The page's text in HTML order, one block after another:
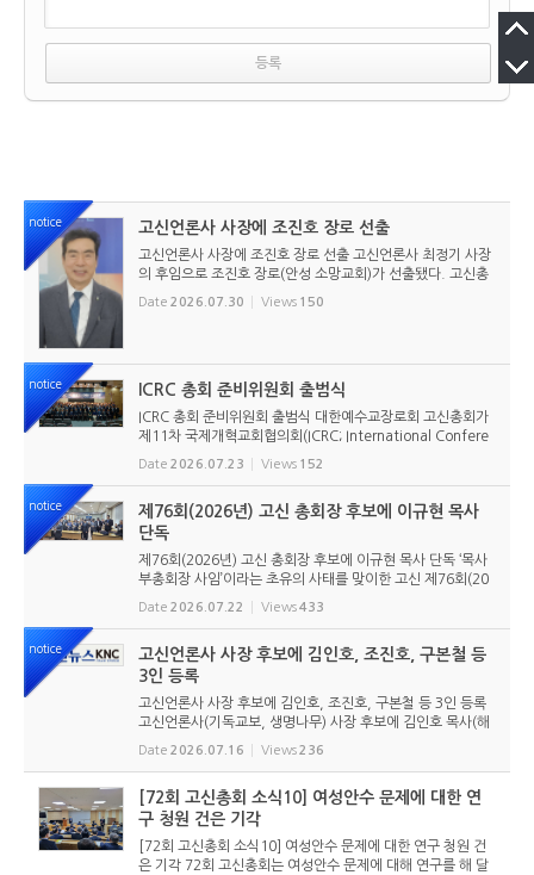
notice 고신언론사 사장에 조진호 장로 선출
고신언론사 사장에 조진호 장로 선출 고신언론사 최정기 사장
의 후임으로 조진호 장로(안성 소망교회)가 선출됐다. 고신총
회 유지재단 이사회는 2026년 7월 30일(목) 오전 11시 고신
총회회관 3층에서 임시이사회를 열고, 조진호 장로를 차기 사
Date 2026.07.30 Views 150
notice ICRC 총회 준비위원회 출범식
ICRC 총회 준비위원회 출범식 대한예수교장로회 고신총회가
제11차 국제개혁교회협의회(ICRC; International Confere
nce of Reformed Churches) 총회를 앞두고 본격적인 준비
에 들어갔다. 2026년 7월 20일 서울 남서울교회에서 ‘ICRC
Date 2026.07.23 Views 152
notice
제76회(2026년) 고신 총회장 후보에 이규현 목사
단독
제76회(2026년) 고신 총회장 후보에 이규현 목사 단독 ‘목사
부총회장 사임’이라는 초유의 사태를 맞이한 고신 제76회(20
26년) 총회장 후보에 이규현 목사(인천노회) 단독으로 입후보
했다. 6월 9일 경남마산노회의 추천을 받아 입후보했던 강영
Date 2026.07.22 Views433
notice
고신언론사 사장 후보에 김인호, 조진호, 구본철 등
3인 등록
고신언론사 사장 후보에 김인호, 조진호, 구본철 등 3인 등록
고신언론사(기독교보, 생명나무) 사장 후보에 김인호 목사(해
오름교회), 조진호 장로(소망교회), 구본철 장로(남서울교회)
가 등록했다. 당초 김희종 목사(유호교회)도 거론되었으나 최
Date 2026.07.16 Views236
[72회 고신총회 소식10] 여성안수 문제에 대한 연
구 청원 건은 기각
[72회 고신총회 소식10] 여성안수 문제에 대한 연구 청원 건
은 기각 72회 고신총회는 여성안수 문제에 대해 연구를 해 달